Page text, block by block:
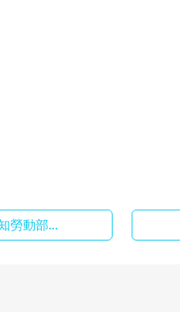
勞動部...